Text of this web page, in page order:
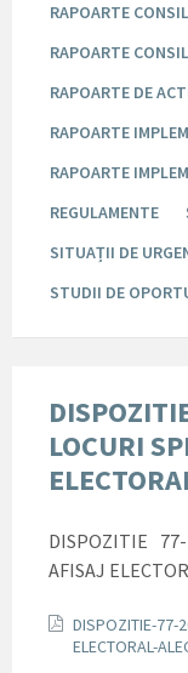
RAPOARTE
RAPOARTE
RAPOARTE DE
RAPOARTE
RAPOARTE
REGULAMENTE
SITUAȚII DE
STUDII DE
LOCURI
DISPOZITIE
AFISAJ
Documente
DISPOZITIE-77-
ELECTORAL-